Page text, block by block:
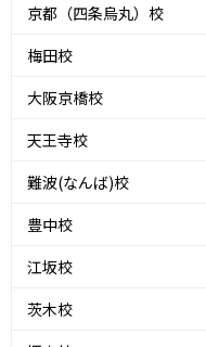
京都（四条烏丸）校
梅田校
大阪京橋校
天王寺校
難波(なんば)校
豊中校
江坂校
茨木校